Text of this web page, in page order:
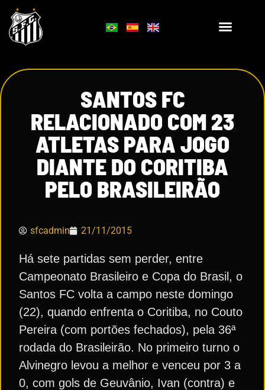
SANTOS FC
RELACIONADO COM 23
ATLETAS PARA JOGO
DIANTE DO CORITIBA
PELO BRASILEIRÃO
sfcadmin 21/11/2015
Há sete partidas sem perder, entre
Campeonato Brasileiro e Copa do Brasil, o
Santos FC volta a campo neste domingo
(22), quando enfrenta o Coritiba, no Couto
Pereira (com portões fechados), pela 36ª
rodada do Brasileirão. No primeiro turno o
Alvinegro levou a melhor e venceu por 3 a
0, com gols de Geuvânio, Ivan (contra) e